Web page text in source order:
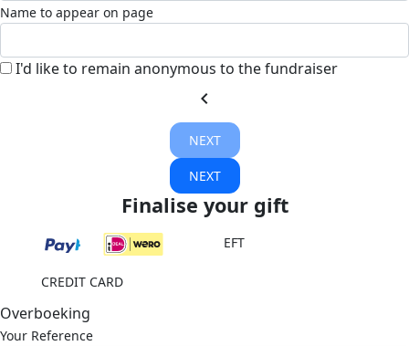
Name to appear on page
I'd like to remain anonymous to the fundraiser
chevron_left
NEXT
NEXT
Finalise your gift
EFT
CREDIT CARD
Overboeking
Your Reference